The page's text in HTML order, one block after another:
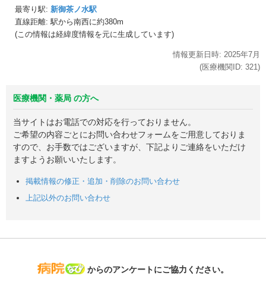
最寄り駅: 新御茶ノ水駅
直線距離: 駅から南西に約380m
(この情報は経緯度情報を元に生成しています)
情報更新日時: 2025年7月
(医療機関ID: 321)
医療機関・薬局 の方へ
当サイトはお電話での対応を行っておりません。
ご希望の内容ごとにお問い合わせフォームをご用意しておりま
すので、お手数ではございますが、下記よりご連絡をいただけ
ますようお願いいたします。
掲載情報の修正・追加・削除のお問い合わせ
上記以外のお問い合わせ
病院なび
からのアンケートにご協力ください。